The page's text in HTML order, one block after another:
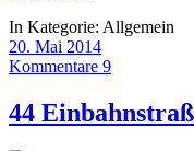
In Kategorie: Allgemein
20. Mai 2014
Kommentare 9
44